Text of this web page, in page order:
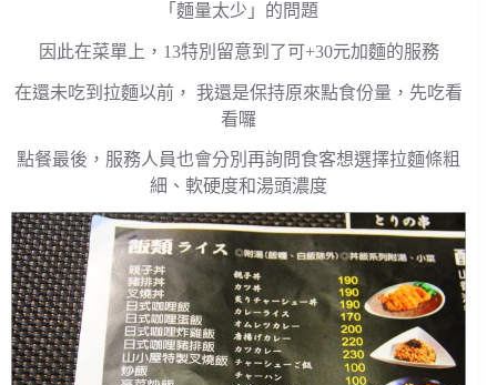
「麵量太少」的問題
因此在菜單上，13特別留意到了可+30元加麵的服務
在還未吃到拉麵以前， 我還是保持原來點食份量，先吃看
看囉
點餐最後，服務人員也會分別再詢問食客想選擇拉麵條粗
細、軟硬度和湯頭濃度